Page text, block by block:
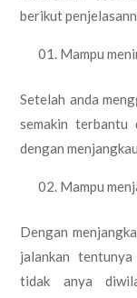
berikut
Mampu
Setelah anda
semakin terbantu
dengan
Mampu
Dengan
jalankan
tidak anya